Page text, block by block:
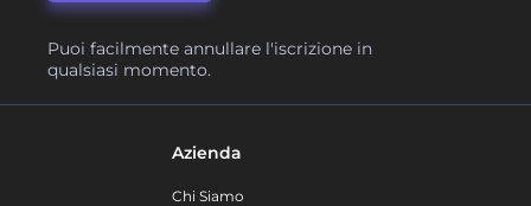
Puoi facilmente annullare l'iscrizione in
qualsiasi momento.
Azienda
Chi Siamo